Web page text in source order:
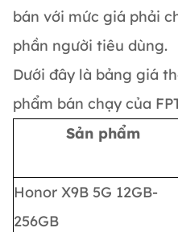
bán với mức giá phải
phần người tiêu dùng.
Dưới đây là bảng giá
phẩm bán chạy của
Sản phẩm
Honor X9B 5G 12GB-
256GB